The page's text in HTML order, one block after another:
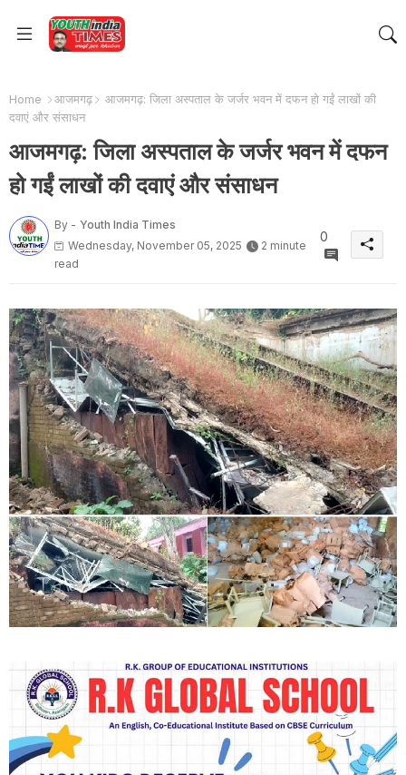
Home आजमगढ़
आजमगढ़: जिला अस्पताल के जर्जर भवन में दफन हो गईं लाखों की
दवाएं और संसाधन
आजमगढ़: जिला अस्पताल के जर्जर भवन में दफन
हो गईं लाखों की दवाएं और संसाधन
By - Youth India Times
Wednesday, November 05, 2025
2 minute
read
0